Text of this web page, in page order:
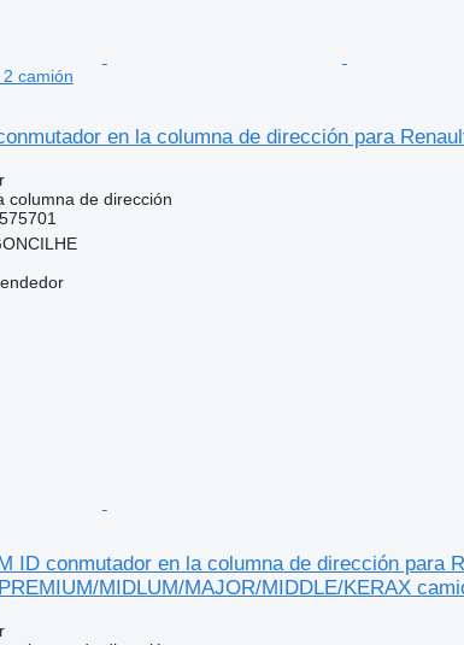
camión
en la columna de dirección para
columna de dirección
ID conmutador en la columna de dirección para
MIDLUM/MAJOR/MIDDLE/KERAX